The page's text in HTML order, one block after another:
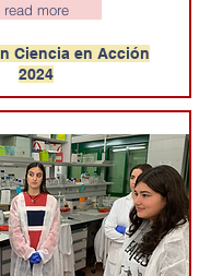
read more
Ciencia en Acción
2024